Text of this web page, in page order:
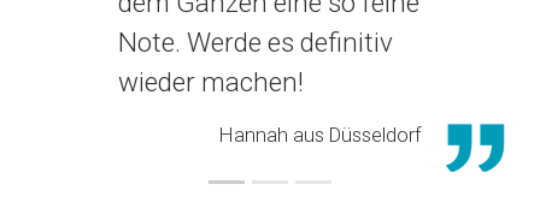
Note. Werde es definitiv
wieder machen!
Hannah aus Düsseldorf